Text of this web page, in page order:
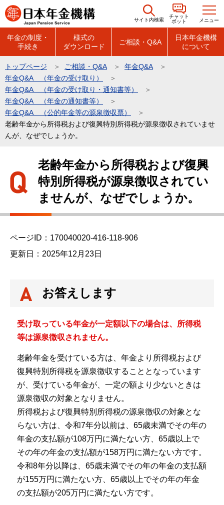
こ
の
の
先
頭
で
す
サイト内検索
チャット
ボット
メニュー
年金の制度・
手続き
様式の
ダウンロード
ご相談・Q&A
日本年金機構
について
トップページ ご相談・Q&A
年金Q&A
年金Q&A （年金の受け取り）
年金Q&A （年金の受け取り・通知書等）
年金Q&A （年金の通知書等）
年金Q&A （公的年金等の源泉徴収票）
老齢年金から所得税および復興特別所得税が源泉徴収されていませ
んが、なぜでしょうか。
老齢年金から所得税および復興
特別所得税が源泉徴収されてい
ませんが、なぜでしょうか。
ページID：170040020-416-118-906
更新日：2025年12月23日
お答えします
受け取っている年金が一定額以下の場合は、所得税
等は源泉徴収されません。
老齢年金を受けている方は、年金より所得税および
復興特別所得税を源泉徴収することとなっています
が、受けている年金が、一定の額より少ないときは
源泉徴収の対象となりません。
所得税および復興特別所得税の源泉徴収の対象とな
らない方は、令和7年分以前は、65歳未満でその年の
年金の支払額が108万円に満たない方、65歳以上で
その年の年金の支払額が158万円に満たない方です。
令和8年分以降は、65歳未満でその年の年金の支払額
が155万円に満たない方、65歳以上でその年の年金
の支払額が205万円に満たない方です。